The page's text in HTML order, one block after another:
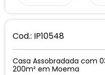
Cod.: IP10548
Casa Assobradada com
200m² em Moema